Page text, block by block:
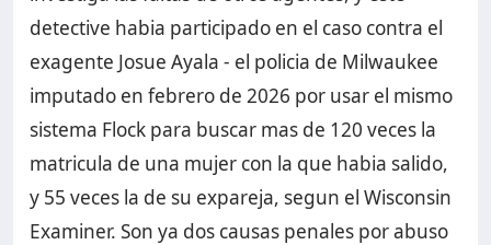
detective habia participado en el caso contra el
exagente Josue Ayala - el policia de Milwaukee
imputado en febrero de 2026 por usar el mismo
sistema Flock para buscar mas de 120 veces la
matricula de una mujer con la que habia salido,
y 55 veces la de su expareja, segun el Wisconsin
Examiner. Son ya dos causas penales por abuso